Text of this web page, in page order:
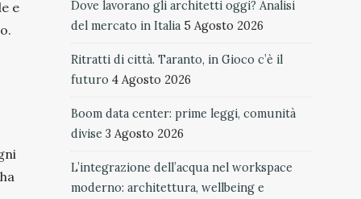
e
Dove lavorano gli architetti oggi? Analisi
del mercato in Italia 5 Agosto 2026
Ritratti di città. Taranto, in Gioco c’è il
futuro 4 Agosto 2026
Boom data center: prime leggi, comunità
divise 3 Agosto 2026
L’integrazione dell’acqua nel workspace
moderno: architettura, wellbeing e